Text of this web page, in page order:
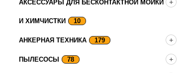
АКСЕССУАРЫ ДЛЯ БЕСКОНТАКТНОЙ МОЙКИ
И ХИМЧИСТКИ 10
АНКЕРНАЯ ТЕХНИКА 179
ПЫЛЕСОСЫ 78